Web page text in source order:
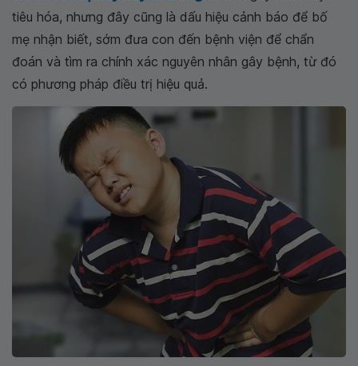
tiêu hóa, nhưng đây cũng là dấu hiệu cảnh báo để bố
mẹ nhận biết, sớm đưa con đến bệnh viện để chẩn
đoán và tìm ra chính xác nguyên nhân gây bệnh, từ đó
có phương pháp điều trị hiệu quả.